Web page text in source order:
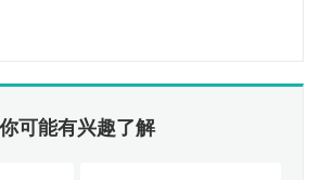
你可能有兴趣了解